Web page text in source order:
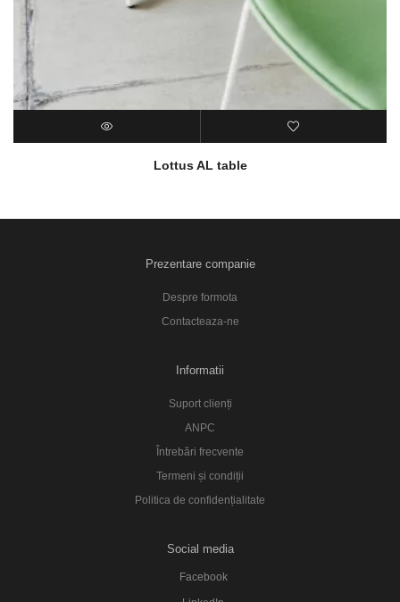
Lottus AL table
Prezentare companie
Despre formota
Contacteaza-ne
Informatii
Suport clienți
ANPC
Întrebări frecvente
Termeni și condiții
Politica de confidențialitate
Social media
Facebook